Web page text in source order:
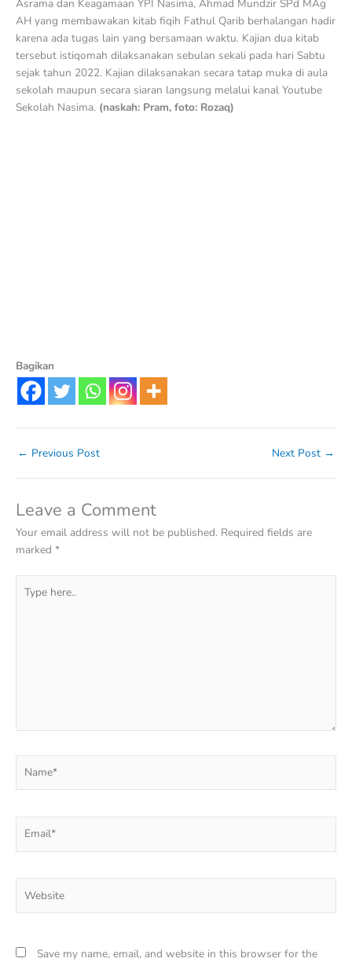
Asrama dan Keagamaan YPI Nasima, Ahmad Mundzir SPd MAg
AH yang membawakan kitab fiqih Fathul Qarib berhalangan hadir
karena ada tugas lain yang bersamaan waktu. Kajian dua kitab
tersebut istiqomah dilaksanakan sebulan sekali pada hari Sabtu
sejak tahun 2022. Kajian dilaksanakan secara tatap muka di aula
sekolah maupun secara siaran langsung melalui kanal Youtube
Sekolah Nasima. (naskah: Pram, foto: Rozaq)
Bagikan
← Previous Post Next Post →
Leave a Comment
Your email address will not be published. Required fields are
marked *
here..
Save my name, email, and website in this browser for the